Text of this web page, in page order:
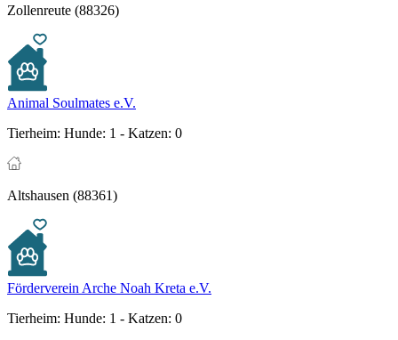
Zollenreute (88326)
Animal Soulmates e.V.
Tierheim: Hunde: 1 - Katzen: 0
Altshausen (88361)
Förderverein Arche Noah Kreta e.V.
Tierheim: Hunde: 1 - Katzen: 0